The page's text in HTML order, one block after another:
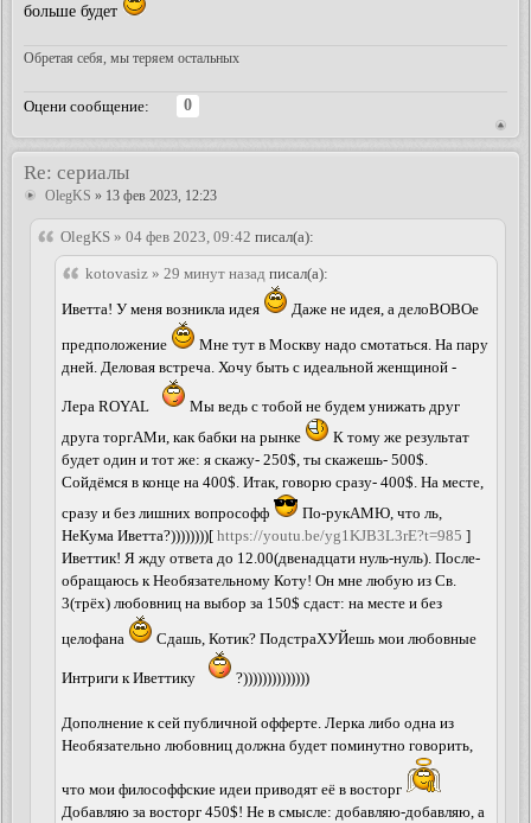
больше будет
Обретая себя, мы теряем остальных
Оцени сообщение:
0
Re: сериалы
OlegKS » 13 фев 2023, 12:23
OlegKS » 04 фев 2023, 09:42 писал(а):
kotovasiz » 29 минут назад писал(а):
Иветта! У меня возникла идея
Даже не идея, а делоВОВОе
предположение
Мне тут в Москву надо смотаться. На пару
дней. Деловая встреча. Хочу быть с идеальной женщиной -
Лера ROYAL
Мы ведь с тобой не будем унижать друг
друга торгАМи, как бабки на рынке
К тому же результат
будет один и тот же: я скажу- 250$, ты скажешь- 500$.
Сойдёмся в конце на 400$. Итак, говорю сразу- 400$. На месте,
сразу и без лишних вопрософф
По-рукАМЮ, что ль,
НеКума Иветта?))))))))[ https://youtu.be/yg1KJB3L3rE?t=985 ]
Иветтик! Я жду ответа до 12.00(двенадцати нуль-нуль). После-
обращаюсь к Необязательному Коту! Он мне любую из Св.
3(трёх) любовниц на выбор за 150$ cдаст: на месте и без
целофана
Сдашь, Котик? ПодстраХУЙешь мои любовные
Интриги к Иветтику ?))))))))))))))
Дополнение к сей публичной офферте. Лерка либо одна из
Необязательно любовниц должна будет поминутно говорить,
что мои философфские идеи приводят её в восторг
Добавляю за восторг 450$! Не в смысле: добавляю-добавляю, а